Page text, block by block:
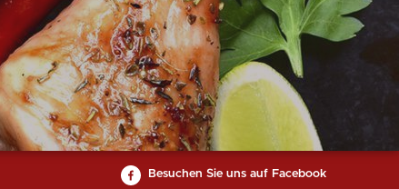
Besuchen Sie uns auf Facebook